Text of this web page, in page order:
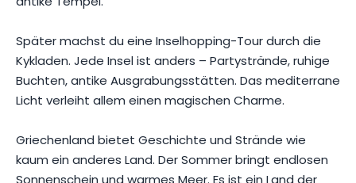
Später machst du eine Inselhopping-Tour durch die
Kykladen. Jede Insel ist anders – Partystrände, ruhige
Buchten, antike Ausgrabungsstätten. Das mediterrane
Licht verleiht allem einen magischen Charme.
Griechenland bietet Geschichte und Strände wie
kaum ein anderes Land. Der Sommer bringt endlosen
Sonnenschein und warmes Meer. Es ist ein Land der